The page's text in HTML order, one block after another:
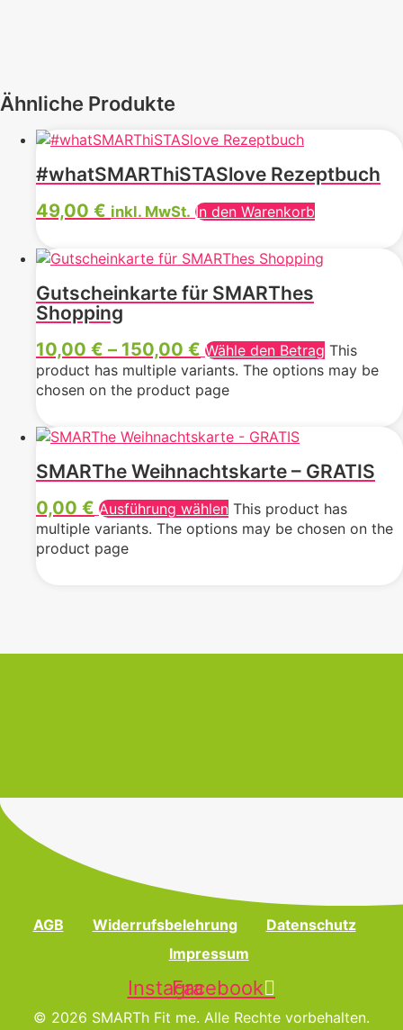
Ähnliche Produkte
#whatSMARThiSTASlove Rezeptbuch
49,00 € inkl. MwSt. In den Warenkorb
Gutscheinkarte für SMARThes
Shopping
10,00 € – 150,00 € Wähle den Betrag This
product has multiple variants. The options may be
chosen on the product page
SMARThe Weihnachtskarte – GRATIS
0,00 € Ausführung wählen This product has
multiple variants. The options may be chosen on the
product page
AGB Widerrufsbelehrung
Datenschutz
Impressum
Instagram
Facebook
© 2026 SMARTh Fit me. Alle Rechte vorbehalten.